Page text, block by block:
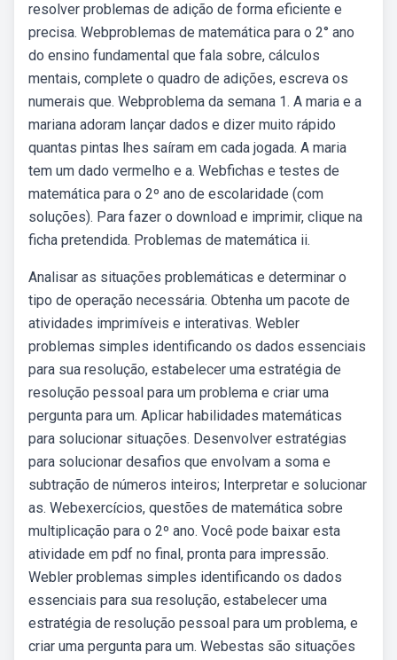
resolver problemas de adição de forma eficiente e
precisa. Webproblemas de matemática para o 2° ano
do ensino fundamental que fala sobre, cálculos
mentais, complete o quadro de adições, escreva os
numerais que. Webproblema da semana 1. A maria e a
mariana adoram lançar dados e dizer muito rápido
quantas pintas lhes saíram em cada jogada. A maria
tem um dado vermelho e a. Webfichas e testes de
matemática para o 2º ano de escolaridade (com
soluções). Para fazer o download e imprimir, clique na
ficha pretendida. Problemas de matemática ii.
Analisar as situações problemáticas e determinar o
tipo de operação necessária. Obtenha um pacote de
atividades imprimíveis e interativas. Webler
problemas simples identificando os dados essenciais
para sua resolução, estabelecer uma estratégia de
resolução pessoal para um problema e criar uma
pergunta para um. Aplicar habilidades matemáticas
para solucionar situações. Desenvolver estratégias
para solucionar desafios que envolvam a soma e
subtração de números inteiros; Interpretar e solucionar
as. Webexercícios, questões de matemática sobre
multiplicação para o 2º ano. Você pode baixar esta
atividade em pdf no final, pronta para impressão.
Webler problemas simples identificando os dados
essenciais para sua resolução, estabelecer uma
estratégia de resolução pessoal para um problema, e
criar uma pergunta para um. Webestas são situações